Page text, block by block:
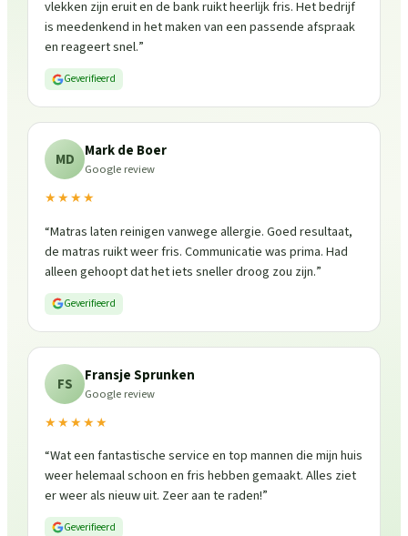
vlekken zijn eruit en de bank ruikt heerlijk fris. Het bedrijf
is meedenkend in het maken van een passende afspraak
en reageert snel.”
Geverifieerd
MD Mark de Boer
Google review
★★★★
“Matras laten reinigen vanwege allergie. Goed resultaat,
de matras ruikt weer fris. Communicatie was prima. Had
alleen gehoopt dat het iets sneller droog zou zijn.”
Geverifieerd
FS Fransje Sprunken
Google review
★★★★★
“Wat een fantastische service en top mannen die mijn huis
weer helemaal schoon en fris hebben gemaakt. Alles ziet
er weer als nieuw uit. Zeer aan te raden!”
Geverifieerd